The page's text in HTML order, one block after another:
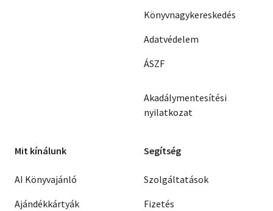
Könyvnagykereskedés
Adatvédelem
ÁSZF
Akadálymentesítési
nyilatkozat
Mit kínálunk
AI Könyvajánló
Ajándékkártyák
Segítség
Szolgáltatások
Fizetés